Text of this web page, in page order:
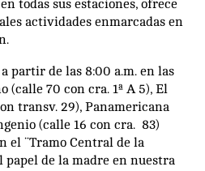
todas sus estaciones, ofrece
actividades enmarcadas en
partir de las 8:00 a.m. en las
(calle 70 con cra. 1ª A 5), El
transv. 29), Panamericana
(calle 16 con cra. 83)
el ¨Tramo Central de la
de la madre en nuestra